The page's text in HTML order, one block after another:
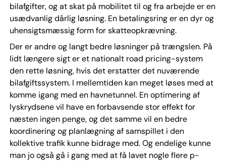
bilafgifter, og at skat på mobilitet til og fra arbejde er en
usædvanlig dårlig løsning. En betalingsring er en dyr og
uhensigtsmæssig form for skatteopkrævning.
Der er andre og langt bedre løsninger på trængslen. På
lidt længere sigt er et nationalt road pricing-system
den rette løsning, hvis det erstatter det nuværende
bilafgiftssystem. I mellemtiden kan meget løses med at
komme igang med en havnetunnel. En optimering af
lyskrydsene vil have en forbavsende stor effekt for
næsten ingen penge, og det samme vil en bedre
koordinering og planlægning af samspillet i den
kollektive trafik kunne bidrage med. Og endelige kunne
man jo også gå i gang med at få lavet nogle flere p-